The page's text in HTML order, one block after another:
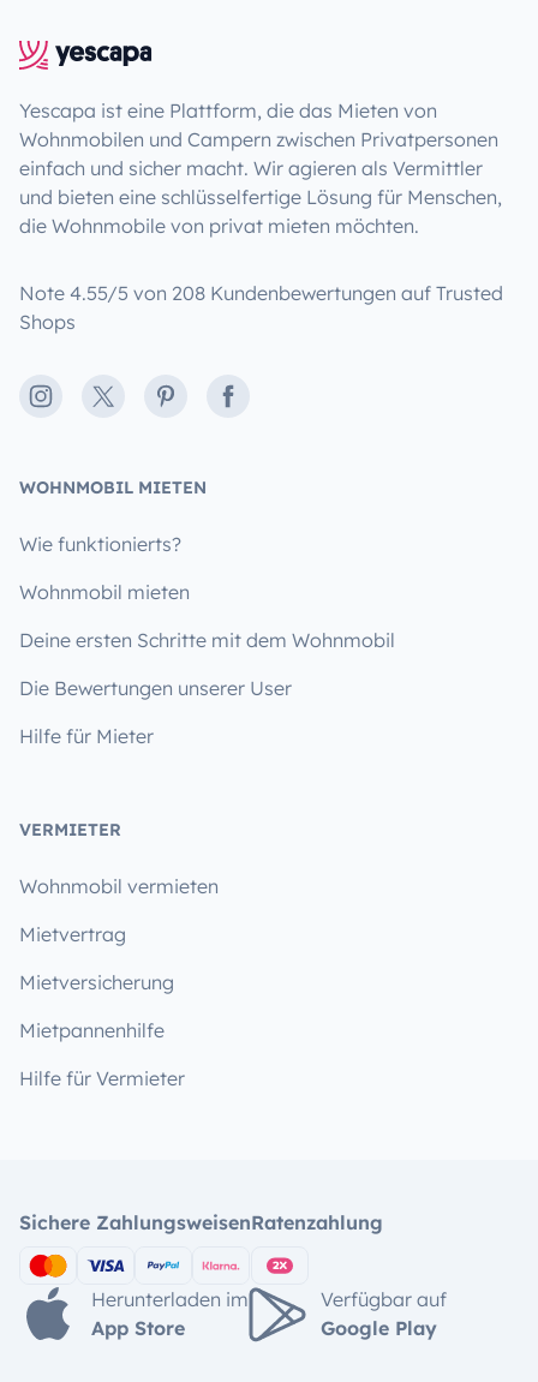
Yescapa ist eine Plattform, die das Mieten von
Wohnmobilen und Campern zwischen Privatpersonen
einfach und sicher macht. Wir agieren als Vermittler
und bieten eine schlüsselfertige Lösung für Menschen,
die Wohnmobile von privat mieten möchten.
Note 4.55/5 von 208 Kundenbewertungen auf Trusted
Shops
Instagram
X PinterestFacebook
WOHNMOBIL MIETEN
Wie funktionierts?
Wohnmobil mieten
Deine ersten Schritte mit dem Wohnmobil
Die Bewertungen unserer User
Hilfe für Mieter
VERMIETER
Wohnmobil vermieten
Mietvertrag
Mietversicherung
Mietpannenhilfe
Hilfe für Vermieter
Sichere ZahlungsweisenRatenzahlung
Herunterladen im
App Store
Verfügbar auf
Google Play